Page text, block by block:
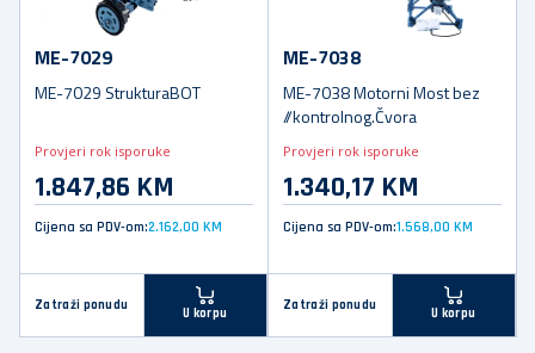
ME-7029
ME-7029 StrukturaBOT
Provjeri rok isporuke
1.847,86 KM
Cijena sa PDV-om:2.162,00 KM
Zatraži ponudu
U korpu
ME-7038
ME-7038 Motorni Most bez
//kontrolnog.Čvora
Provjeri rok isporuke
1.340,17 KM
Cijena sa PDV-om:1.568,00 KM
Zatraži ponudu
U korpu